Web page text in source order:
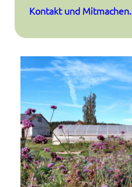
Kontakt und Mitmachen.